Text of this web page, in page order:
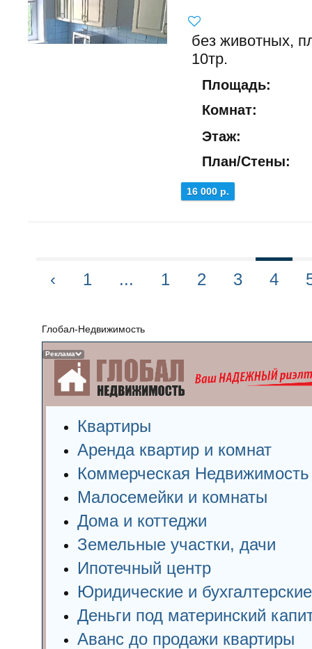
без животных,
10тр.
Площадь:
Комнат:
Этаж:
План/Стены:
16 000 р.
‹ 1 ... 1 2 3 4
Реклама
Глобал-Недвижимость
Квартиры
Аренда квартир и комнат
Коммерческая Недвижимость
Малосемейки и комнаты
Дома и коттеджи
Земельные участки, дачи
Ипотечный центр
Юридические и
Деньги под материнский
Аванс до продажи квартиры